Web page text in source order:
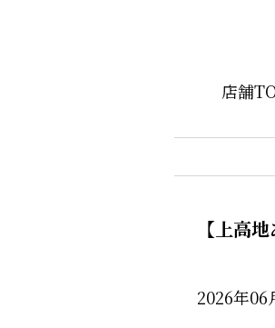
店舗
【上高
2026年06